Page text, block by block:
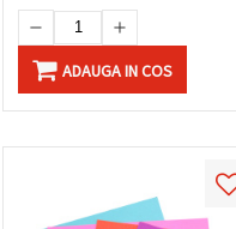
ADAUGA IN COS